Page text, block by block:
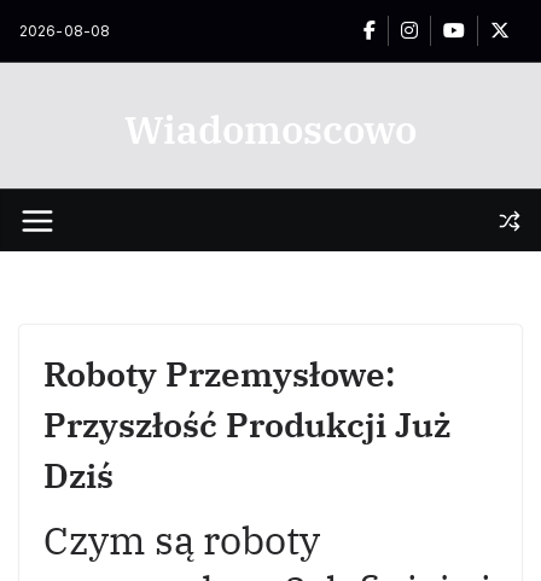
2026-08-08
Wiadomoscowo
Roboty Przemysłowe:
Przyszłość Produkcji Już
Dziś
Czym są roboty